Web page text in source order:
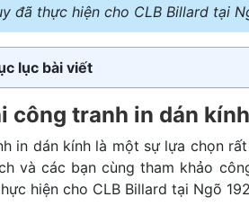
đã thực hiện cho CLB Billard tại
lục bài viết
công tranh in dán
in dán kính là một sự lựa chọn
và các bạn cùng tham khảo
hiện cho CLB Billard tại Ngõ